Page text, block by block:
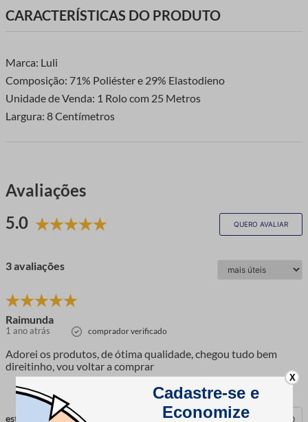
CARACTERÍSTICAS DO PRODUTO
Marca: Luli
Composição: 71% Poliéster e 29% Elastodieno
Unidade de Venda: 1 Rolo com 25 Metros
Largura: 8 Centímetros
Avaliações
5.0
QUERO AVALIAR
3 avaliações
Raimunda
1 ano atrás comprador verificado
Adorei os produtos, de ótima qualidade, chegou tudo bem
direitinho, vou voltar a comprar
esta avaliação foi útil? 0 0
X